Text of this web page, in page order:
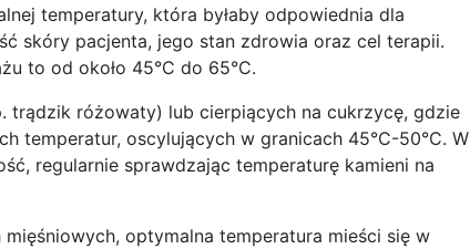
temperatury, która byłaby odpowiednia dla
skóry pacjenta, jego stan zdrowia oraz cel terapii.
to od około 45°C do 65°C.
trądzik różowaty) lub cierpiących na cukrzycę, gdzie
temperatur, oscylujących w granicach 45°C-50°C. W
regularnie sprawdzając temperaturę kamieni na
optymalna temperatura mieści się w